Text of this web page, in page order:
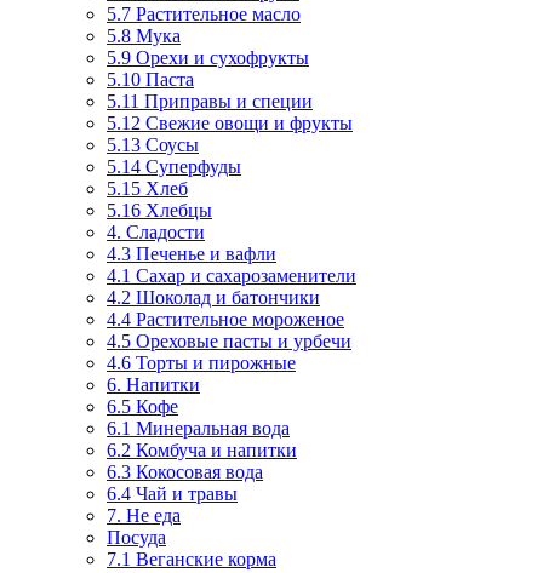
5.7 Растительное масло
5.8 Мука
5.9 Орехи и сухофрукты
5.10 Паста
5.11 Приправы и специи
5.12 Свежие овощи и фрукты
5.13 Соусы
5.14 Суперфуды
5.15 Хлеб
5.16 Хлебцы
4. Сладости
4.3 Печенье и вафли
4.1 Сахар и сахарозаменители
4.2 Шоколад и батончики
4.4 Растительное мороженое
4.5 Ореховые пасты и урбечи
4.6 Торты и пирожные
6. Напитки
6.5 Кофе
6.1 Минеральная вода
6.2 Комбуча и напитки
6.3 Кокосовая вода
6.4 Чай и травы
7. Не еда
Посуда
7.1 Веганские корма